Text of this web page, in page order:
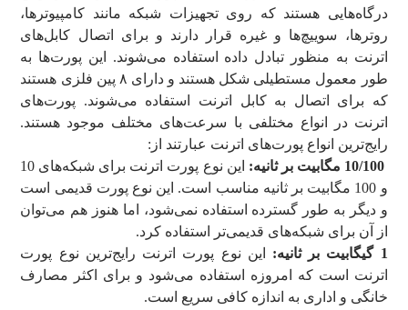
درگاه‌هایی هستند که روی تجهیزات شبکه مانند کامپیوترها،
روترها، سوییچ‌ها و غیره قرار دارند و برای اتصال کابل‌های
اترنت به منظور تبادل داده استفاده می‌شوند. این پورت‌ها به
طور معمول مستطیلی شکل هستند و دارای ۸ پین فلزی هستند
که برای اتصال به کابل اترنت استفاده می‌شوند. پورت‌های
اترنت در انواع مختلفی با سرعت‌های مختلف موجود هستند.
رایج‌ترین انواع پورت‌های اترنت عبارتند از:
10/100 مگابیت بر ثانیه:
این نوع پورت اترنت برای شبکه‌های 10
و 100 مگابیت بر ثانیه مناسب است. این نوع پورت قدیمی است
و دیگر به طور گسترده استفاده نمی‌شود، اما هنوز هم می‌توان
از آن برای شبکه‌های قدیمی‌تر استفاده کرد.
1 گیگابیت بر ثانیه:
این نوع پورت اترنت رایج‌ترین نوع پورت
اترنت است که امروزه استفاده می‌شود و برای اکثر مصارف
خانگی و اداری به اندازه کافی سریع است.